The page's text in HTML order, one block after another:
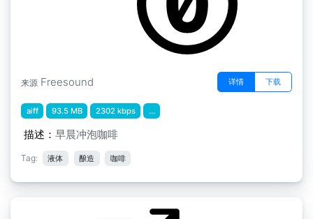
来源 Freesound 详情 下载
aiff 93.5 MB 2302 kbps ...
描述： 早晨冲泡咖啡
Tag: 液体 酿造 咖啡